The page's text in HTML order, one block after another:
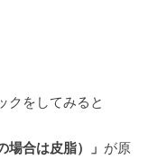
クをしてみると
場合は皮脂）」 が原